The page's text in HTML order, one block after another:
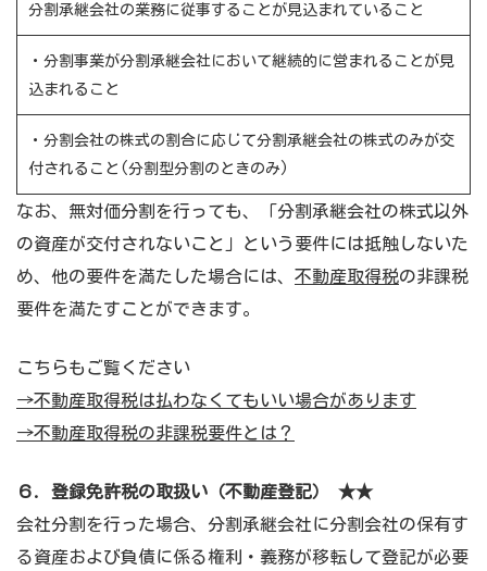
分割承継会社の業務に従事することが見込まれていること
・分割事業が分割承継会社において継続的に営まれることが見
込まれること
・分割会社の株式の割合に応じて分割承継会社の株式のみが交
付されること(分割型分割のときのみ)
なお、無対価分割を行っても、「分割承継会社の株式以外
の資産が交付されないこと」という要件には抵触しないた
め、他の要件を満たした場合には、 不動産取得税の非課税
要件を満たすことができます。
こちらもご覧ください
→不動産取得税は払わなくてもいい場合があります
→不動産取得税の非課税要件とは？
６. 登録免許税の取扱い（不動産登記） ★★
会社分割を行った場合、分割承継会社に分割会社の保有す
る資産および負債に係る権利・義務が移転して登記が必要